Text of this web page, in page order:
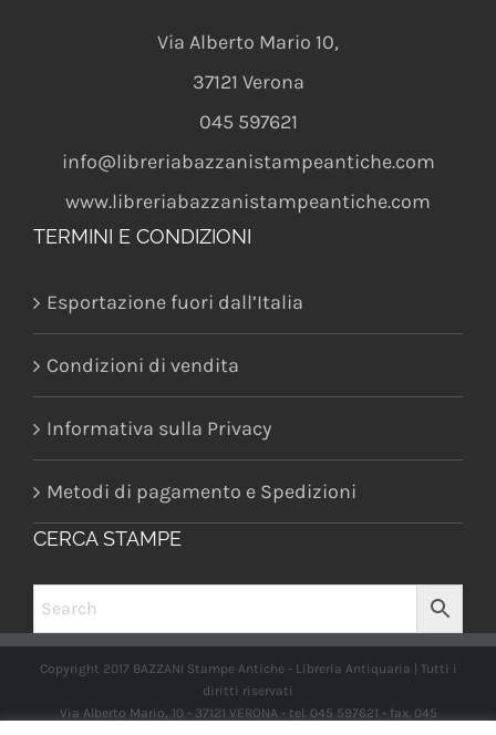
Via Alberto Mario 10,
37121 Verona
045 597621
info@libreriabazzanistampeantiche.com
www.libreriabazzanistampeantiche.com
TERMINI E CONDIZIONI
Esportazione fuori dall’Italia
Condizioni di vendita
Informativa sulla Privacy
Metodi di pagamento e Spedizioni
CERCA STAMPE
Copyright 2017 BAZZANI Stampe Antiche - Libreria Antiquaria | Tutti i
diritti riservati
Via Alberto Mario, 10 - 37121 VERONA - tel. 045 597621 - fax. 045